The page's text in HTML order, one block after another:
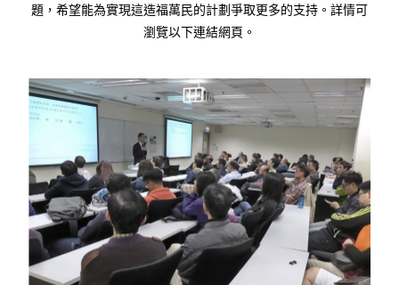
題，希望能為實現這造福萬民的計劃爭取更多的支持。詳情可
瀏覽以下連結網頁。